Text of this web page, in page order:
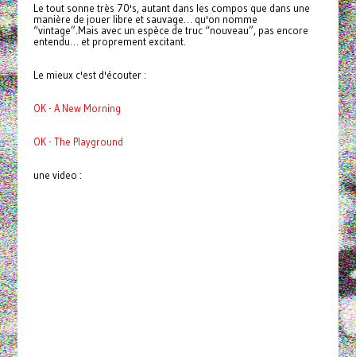
Le tout sonne très 70's, autant dans les compos que dans une
manière de jouer libre et sauvage… qu'on nomme
“vintage”.Mais avec un espèce de truc “nouveau”, pas encore
entendu… et proprement excitant.
Le mieux c'est d'écouter :
OK - A New Morning
OK - The Playground
une video :